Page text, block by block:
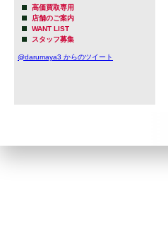
高価買取専用
店舗のご案内
WANT LIST
スタッフ募集
@darumaya3 からのツイート